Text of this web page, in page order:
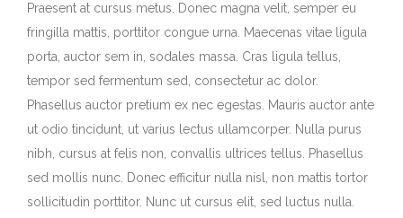
Praesent at cursus metus. Donec magna velit, semper eu
fringilla mattis, porttitor congue urna. Maecenas vitae ligula
porta, auctor sem in, sodales massa. Cras ligula tellus,
tempor sed fermentum sed, consectetur ac dolor.
Phasellus auctor pretium ex nec egestas. Mauris auctor ante
ut odio tincidunt, ut varius lectus ullamcorper. Nulla purus
nibh, cursus at felis non, convallis ultrices tellus. Phasellus
sed mollis nunc. Donec efficitur nulla nisl, non mattis tortor
sollicitudin porttitor. Nunc ut cursus elit, sed luctus nulla.